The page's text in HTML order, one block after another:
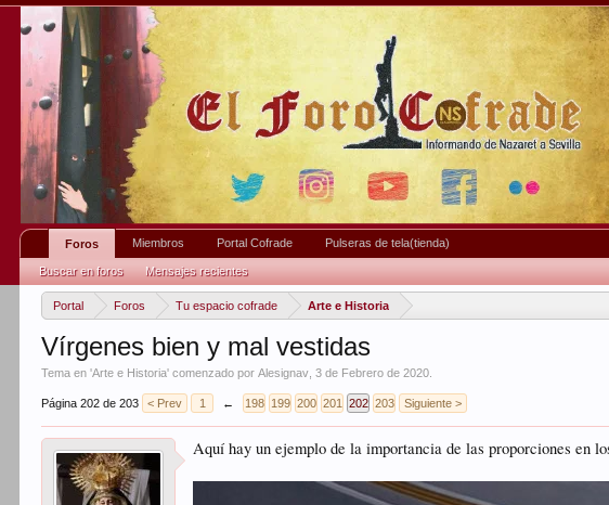
Portal Foros Tu espacio cofrade Arte e Historia
Vírgenes bien y mal vestidas
Tema en 'Arte e Historia' comenzado porAlesignav ,3 de Febrero de 2020
Página 202 de 203 < Prev 1 ← 198 199 200 201 202 203 Siguiente >
Aquí hay un ejemplo de la importancia de las proporciones en
Foros
Buscar en foros Mensajes recientes
Miembros Portal Cofrade Pulseras de tela(tienda)